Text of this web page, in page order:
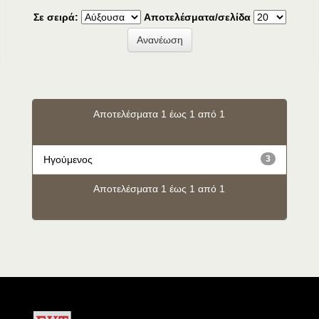
Σε σειρά: Αποτελέσματα/σελίδα
Αποτελέσματα 1 έως 1 από 1
Ηγούμενος 3
Αποτελέσματα 1 έως 1 από 1